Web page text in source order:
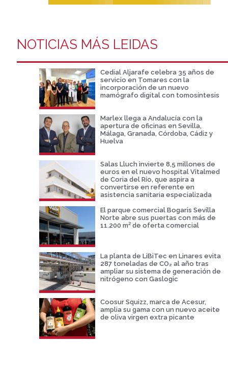
NOTICIAS MÁS LEIDAS
Cedial Aljarafe celebra 35 años de
servicio en Tomares con la
incorporación de un nuevo
mamógrafo digital con tomosíntesis
Marlex llega a Andalucía con la
apertura de oficinas en Sevilla,
Málaga, Granada, Córdoba, Cádiz y
Huelva
Salas Lluch invierte 8,5 millones de
euros en el nuevo hospital Vitalmed
de Coria del Río, que aspira a
convertirse en referente en
asistencia sanitaria especializada
El parque comercial Bogaris Sevilla
Norte abre sus puertas con más de
11.200 m² de oferta comercial
La planta de LiBiTec en Linares evita
287 toneladas de CO₂ al año tras
ampliar su sistema de generación de
nitrógeno con Gaslogic
Coosur Squizz, marca de Acesur,
amplia su gama con un nuevo aceite
de oliva virgen extra picante